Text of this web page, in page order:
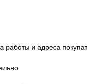
работы и адреса